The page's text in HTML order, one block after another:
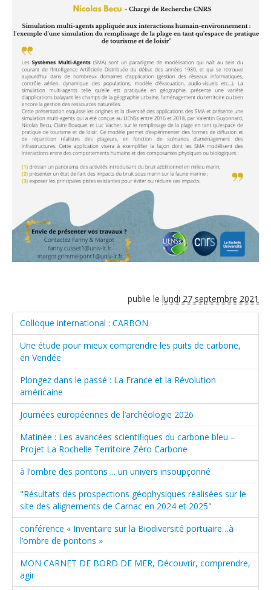
publie le lundi 27 septembre 2021
Colloque international : CARBON
Une étude pour mieux comprendre les puits de carbone,
en Vendée
Plongez dans le passé : La France et la Révolution
américaine
Journées européennes de l’archéologie 2026
Matinée : Les avancées scientifiques du carbone bleu –
Projet La Rochelle Territoire Zéro Carbone
à l’ombre des pontons ... un univers insoupçonné
"Résultats des prospections géophysiques réalisées sur le
site des alignements de Carnac en 2024 et 2025"
conférence « Inventaire sur la Biodiversité portuaire…à
l’ombre de pontons »
MON CARNET DE BORD DE MER, Découvrir, comprendre,
agir